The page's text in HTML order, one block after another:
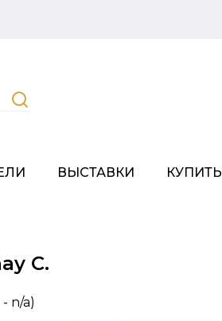
ВЫСТАВКИ КУПИТЬ
C.
- n/a)